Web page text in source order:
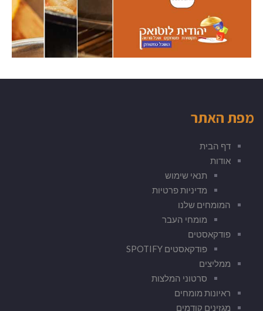
מפת האתר
דף הבית
אודות
תנאי שימוש
מדיניות פרטיות
המומחים שלנו
מומחי העבר
פודקאסטים
פודקאסטים SPOTIFY
ממליצים
סרטוני המלצות
ראיונות מומחים
מגזינים קודמים